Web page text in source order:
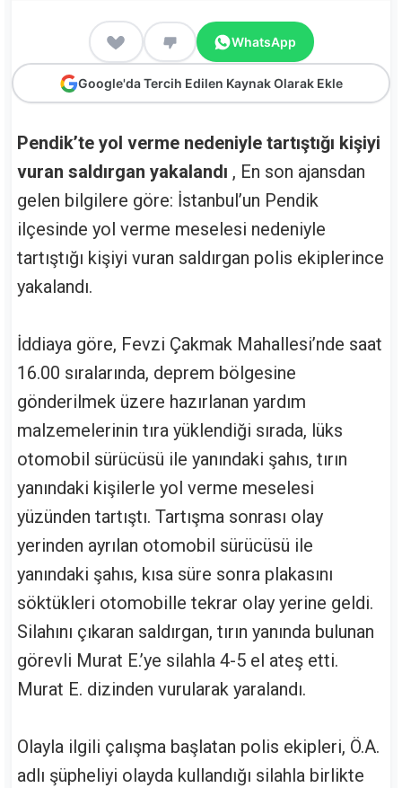
WhatsApp
Google'da Tercih Edilen Kaynak Olarak Ekle
Pendik’te yol verme nedeniyle tartıştığı kişiyi
vuran saldırgan yakalandı , En son ajansdan
gelen bilgilere göre: İstanbul’un Pendik
ilçesinde yol verme meselesi nedeniyle
tartıştığı kişiyi vuran saldırgan polis ekiplerince
yakalandı.
İddiaya göre, Fevzi Çakmak Mahallesi’nde saat
16.00 sıralarında, deprem bölgesine
gönderilmek üzere hazırlanan yardım
malzemelerinin tıra yüklendiği sırada, lüks
otomobil sürücüsü ile yanındaki şahıs, tırın
yanındaki kişilerle yol verme meselesi
yüzünden tartıştı. Tartışma sonrası olay
yerinden ayrılan otomobil sürücüsü ile
yanındaki şahıs, kısa süre sonra plakasını
söktükleri otomobille tekrar olay yerine geldi.
Silahını çıkaran saldırgan, tırın yanında bulunan
görevli Murat E.’ye silahla 4-5 el ateş etti.
Murat E. dizinden vurularak yaralandı.
Olayla ilgili çalışma başlatan polis ekipleri, Ö.A.
adlı şüpheliyi olayda kullandığı silahla birlikte